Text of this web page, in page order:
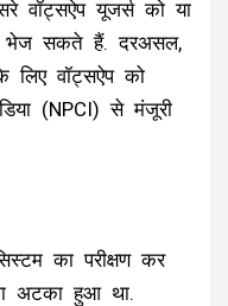
वॉट्सऐप यूजर्स को या
भेज सकते हैं. दरअसल,
लिए वॉट्सऐप को
(NPCI) से मंजूरी
का परीक्षण कर
अटका हुआ था.